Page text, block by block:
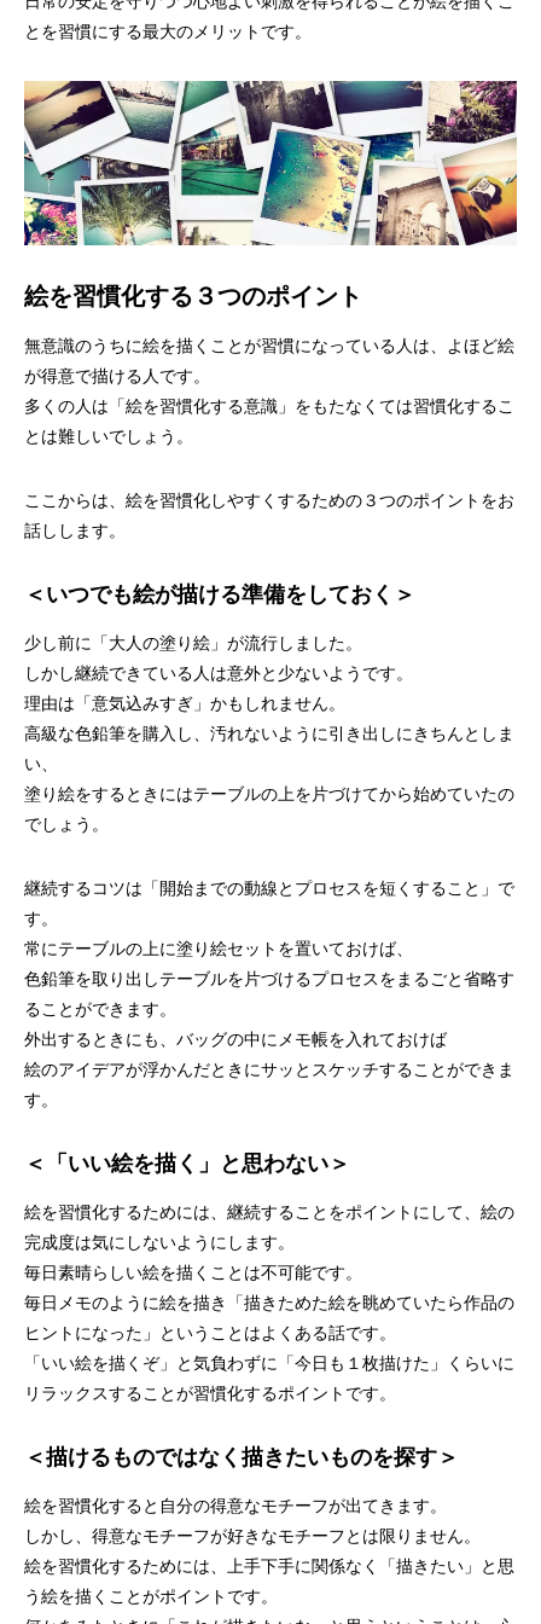
とを習慣にする最大のメリットです。
絵を習慣化する３つのポイント
無意識のうちに絵を描くことが習慣になっている人は、よほど絵
が得意で描ける人です。
多くの人は「絵を習慣化する意識」をもたなくては習慣化するこ
とは難しいでしょう。
ここからは、絵を習慣化しやすくするための３つのポイントをお
話しします。
＜いつでも絵が描ける準備をしておく＞
少し前に「大人の塗り絵」が流行しました。
しかし継続できている人は意外と少ないようです。
理由は「意気込みすぎ」かもしれません。
高級な色鉛筆を購入し、汚れないように引き出しにきちんとしま
い、
塗り絵をするときにはテーブルの上を片づけてから始めていたの
でしょう。
継続するコツは「開始までの動線とプロセスを短くすること」で
す。
常にテーブルの上に塗り絵セットを置いておけば、
色鉛筆を取り出しテーブルを片づけるプロセスをまるごと省略す
ることができます。
外出するときにも、バッグの中にメモ帳を入れておけば
絵のアイデアが浮かんだときにサッとスケッチすることができま
す。
＜「いい絵を描く」と思わない＞
絵を習慣化するためには、継続することをポイントにして、絵の
完成度は気にしないようにします。
毎日素晴らしい絵を描くことは不可能です。
毎日メモのように絵を描き「描きためた絵を眺めていたら作品の
ヒントになった」ということはよくある話です。
「いい絵を描くぞ」と気負わずに「今日も１枚描けた」くらいに
リラックスすることが習慣化するポイントです。
＜描けるものではなく描きたいものを探す＞
絵を習慣化すると自分の得意なモチーフが出てきます。
しかし、得意なモチーフが好きなモチーフとは限りません。
絵を習慣化するためには、上手下手に関係なく「描きたい」と思
う絵を描くことがポイントです。